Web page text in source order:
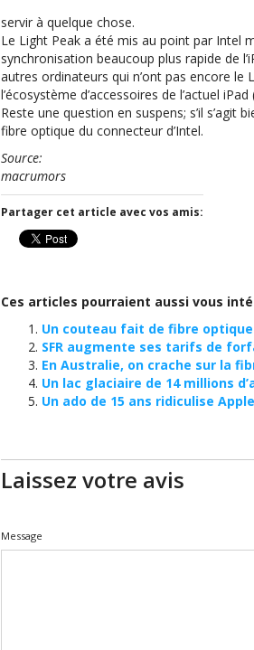
servir à quelque chose.
Le Light Peak a été mis au point par Intel
synchronisation beaucoup plus rapide de
autres ordinateurs qui n’ont pas encore le
l’écosystème d’accessoires de l’actuel
Reste une question en suspens; s’il s’agit
fibre optique du connecteur d’Intel.
Source:
macrumors
Partager cet article avec vos amis:
Ces articles pourraient aussi vous
Un couteau fait de fibre optique
SFR augmente ses tarifs de
En Australie, on crache sur la
Un lac glaciaire de 14 millions
Un ado de 15 ans ridiculise Apple
Laissez votre avis
Message